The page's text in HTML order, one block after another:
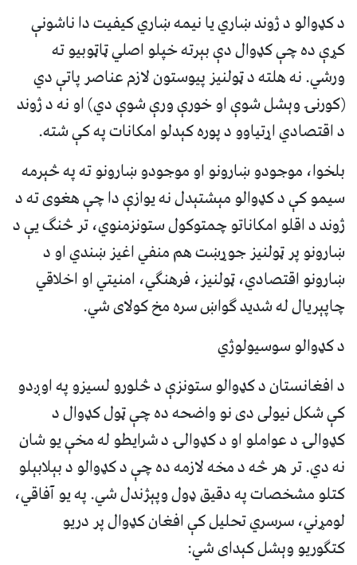
د کډوالو د ژوند ښاري یا نیمه ښاري کیفیت دا ناشونې
کړې ده چې کډوال دې بېرته خپلو اصلي ټاټوبیو ته
ورشي. نه هلته د ټولنیز پیوستون لازم عناصر پاتې دي
(کورنۍ وېشل شوې او خورې ورې شوې دي) او نه د ژوند
د اقتصادي اړتیاوو د پوره کېدلو امکانات په کې شته.
بلخوا، موجودو ښارونو او موجودو ښارونو ته په څېرمه
سیمو کې د کډوالو مېشتېدل نه یوازې دا چې هغوی ته د
ژوند د اقلو امکاناتو چمتوکول ستونزمنوي، تر څنګ یې د
ښارونو پر ټولنیز جوړښت هم منفي اغیز ښندي او د
ښارونو اقتصادي، ټولنیز، فرهنګي، امنیتي او اخلاقي
چاپېریال له شدید ګواښ سره مخ کولای شي.
د کډوالو سوسیولوژي
د افغانستان د کډوالو ستونزې د څلورو لسیزو په اوږدو
کې شکل نیولی دی نو واضحه ده چې ټول کډوال د
کډوالۍ د عواملو او د کډوالۍ د شرایطو له مخې یو شان
نه دي. تر هر څه د مخه لازمه ده چې د کډوالو د بېلابېلو
کتلو مشخصات په دقیق ډول وپېژندل شي. په یو آفاقي،
لومړني، سرسري تحلیل کې افغان کډوال پر دریو
کتګوریو وېشل کېدای شي: